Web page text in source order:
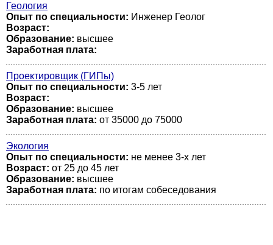
Геология
Опыт по специальности: Инженер Геолог
Возраст:
Образование: высшее
Заработная плата:
Проектировщик (ГИПы)
Опыт по специальности: 3-5 лет
Возраст:
Образование: высшее
Заработная плата: от 35000 до 75000
Экология
Опыт по специальности: не менее 3-х лет
Возраст: от 25 до 45 лет
Образование: высшее
Заработная плата: по итогам собеседования